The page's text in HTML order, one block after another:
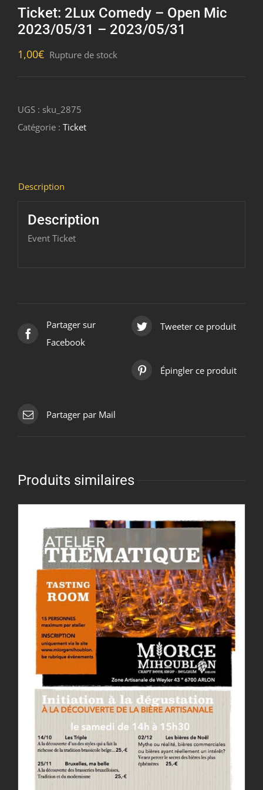
Ticket: 2Lux Comedy – Open Mic
2023/05/31 – 2023/05/31
1,00€ Rupture de stock
UGS : sku_2875
Catégorie : Ticket
Description
Description
Event Ticket
Partager sur
Facebook
Tweeter ce produit
Épingler ce produit
Partager par Mail
Produits similaires